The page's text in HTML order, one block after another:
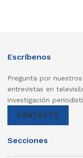
Escríbenos
Pregunta por
entrevistas en
investigación
CONTACTO
Secciones